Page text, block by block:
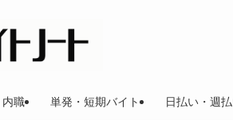
内職 単発・短期バイト 日払い・週